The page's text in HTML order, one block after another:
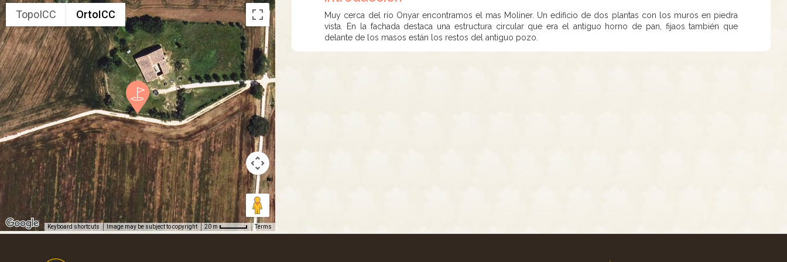
TopoICC OrtoICC
Keyboard shortcuts Image may be subject to copyright 20 m Terms
Muy cerca del río Onyar encontramos el mas Moliner. Un edificio de dos plantas con los muros en piedra
vista. En la fachada destaca una estructura circular que era el antiguo horno de pan, fijaos también que
delante de los masos están los restos del antiguo pozo.